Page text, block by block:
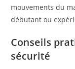
mouvements du
débutant ou
Conseils
sécurité